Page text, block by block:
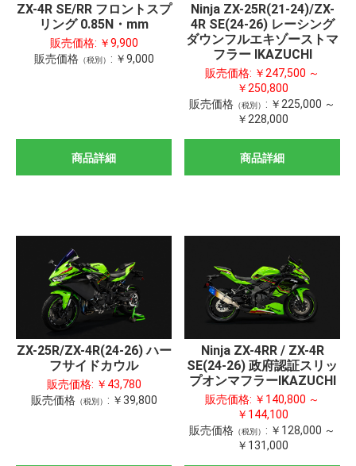
ZX-4R SE/RR フロントスプ
リング 0.85N・mm
販売価格: ￥9,900
販売価格（税別） : ￥9,000
商品詳細
Ninja ZX-25R(21-24)/ZX-
4R SE(24-26) レーシング
ダウンフルエキゾーストマ
フラー IKAZUCHI
販売価格: ￥247,500 ～
￥250,800
販売価格 （税別） : ￥225,000 ～
￥228,000
商品詳細
ZX-25R/ZX-4R(24-26) ハー
フサイドカウル
販売価格: ￥43,780
販売価格（税別） : ￥39,800
Ninja ZX-4RR / ZX-4R
SE(24-26) 政府認証スリッ
プオンマフラーIKAZUCHI
販売価格: ￥140,800 ～
￥144,100
販売価格 （税別） : ￥128,000 ～
￥131,000